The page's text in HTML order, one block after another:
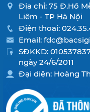
Địa chỉ: 75 Đ.Hồ
Liêm - TP Hà Nội
Điện thoại:
Email:
SĐKKD:
ngày 24/6/2011
Đại diện: Hoàng